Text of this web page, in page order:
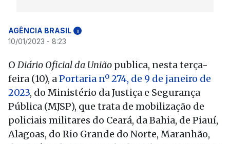
AGÊNCIA BRASIL i
10/01/2023 - 8:23
O Diário Oficial da União publica, nesta terça-
feira (10), aPortaria nº 274, de 9 de janeiro de
2023, do Ministério da Justiça e Segurança
Pública (MJSP), que trata de mobilização de
policiais militares do Ceará, da Bahia, de Piauí,
Alagoas, do Rio Grande do Norte, Maranhão,